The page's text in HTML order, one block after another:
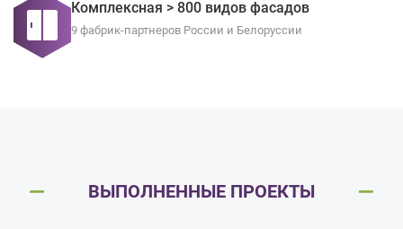
Комплексная > 800 видов фасадов
9 фабрик-партнеров России и Белоруссии
ВЫПОЛНЕННЫЕ ПРОЕКТЫ